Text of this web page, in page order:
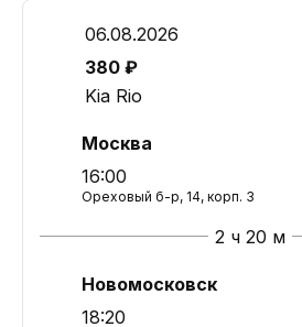
06.08.2026
380 ₽
Kia Rio
Москва
16:00
Ореховый б-р, 14, корп. 3
2 ч 20 м
Новомосковск
18:20